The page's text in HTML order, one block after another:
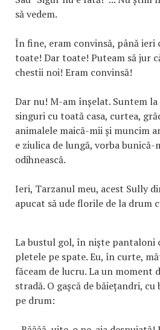
să vedem.
În fine, eram convinsă, până ieri
toate! Dar toate! Puteam să jur
chestii noi! Eram convinsă!
Dar nu! M-am înșelat. Suntem la
singuri cu toată casa, curtea,
animalele maică-mii și muncim
e ziulica de lungă, vorba bunică-
odihnească.
Ieri, Tarzanul meu, acest Sully
apucat să ude florile de la drum
La bustul gol, în niște pantaloni
pletele pe spate. Eu, în curte,
făceam de lucru. La un moment
stradă. O gașcă de băiețandri,
pe drum: